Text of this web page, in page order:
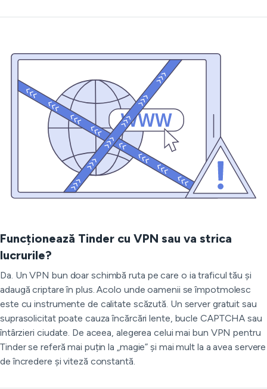
Funcționează Tinder cu VPN sau va strica
lucrurile?
Da. Un VPN bun doar schimbă ruta pe care o ia traficul tău și
adaugă criptare în plus. Acolo unde oamenii se împotmolesc
este cu instrumente de calitate scăzută. Un server gratuit sau
suprasolicitat poate cauza încărcări lente, bucle CAPTCHA sau
întârzieri ciudate. De aceea, alegerea celui mai bun VPN pentru
Tinder se referă mai puțin la „magie” și mai mult la a avea servere
de încredere și viteză constantă.